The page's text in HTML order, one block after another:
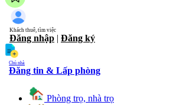
Khách thuê, tìm việc
Đăng nhập | Đăng ký
Chủ nhà
Đăng tin & Lấp phòng
Phòng trọ, nhà trọ